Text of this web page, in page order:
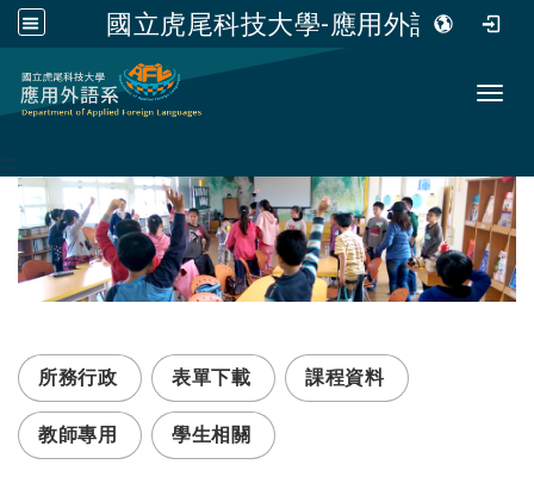
國立虎尾科技大學-應用外語系
跳到主要內容
:::
所務行政 表單下載 課程資料
教師專用 學生相關